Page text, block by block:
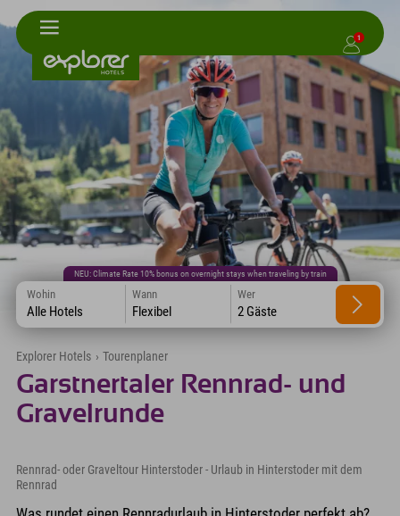
1
NEU: Climate Rate 10% bonus on overnight stays when traveling by train
Wohin
Alle Hotels
Wann
Flexibel
Wer
2 Gäste
Explorer Hotels › Tourenplaner
Garstnertaler Rennrad- und
Gravelrunde
Rennrad- oder Graveltour Hinterstoder - Urlaub in Hinterstoder mit dem
Rennrad